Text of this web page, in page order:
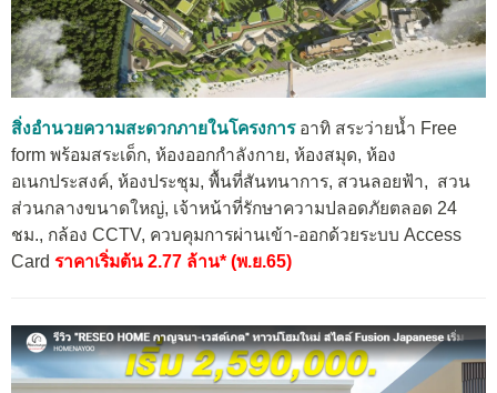
สิ่งอำนวยความสะดวกภายในโครงการอาทิ สระว่ายน้ำ Free
form พร้อมสระเด็ก, ห้องออกกำลังกาย, ห้องสมุด, ห้อง
อเนกประสงค์, ห้องประชุม, พื้นที่สันทนาการ, สวนลอยฟ้า, สวน
ส่วนกลางขนาดใหญ่, เจ้าหน้าที่รักษาความปลอดภัยตลอด 24
ชม., กล้อง CCTV, ควบคุมการผ่านเข้า-ออกด้วยระบบ Access
Card ราคาเริ่มต้น 2.77 ล้าน* (พ.ย.65)